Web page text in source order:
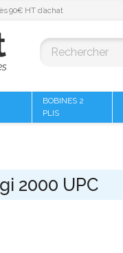
90€ HT d’achat
BOBINES 2
PLIS
2000 UPC